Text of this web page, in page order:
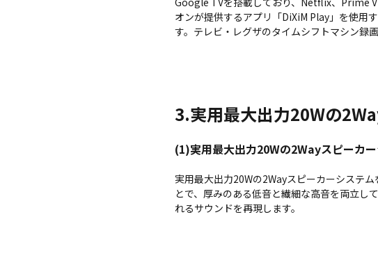
オンが提供するアプリ「DiXiM Play」を使用
す。テレビ・レグザのタイムシフトマシン録
3.実用最大出力20Wの
(1)実用最大出力20Wの2Wayスピーカ
実用最大出力20Wの2Wayスピーカーシステ
とで、厚みのある低音と繊細な高音を両立し
れるサウンドを再現します。